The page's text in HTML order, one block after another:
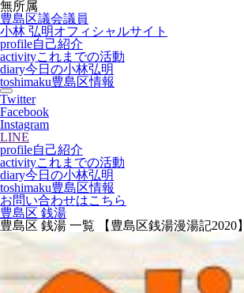
無所属
豊島区議会議員
小林 弘明オフィシャルサイト
profile自己紹介
activityこれまでの活動
diary今日の小林弘明
toshimaku豊島区情報
Twitter
Facebook
Instagram
LINE
profile自己紹介
activityこれまでの活動
diary今日の小林弘明
toshimaku豊島区情報
お問い合わせはこちら
豊島区 銭湯
豊島区 銭湯 一覧 【豊島区銭湯漫湯記2020】